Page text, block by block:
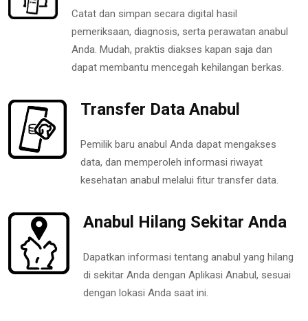
Catat dan simpan secara digital hasil
pemeriksaan, diagnosis, serta perawatan anabul
Anda. Mudah, praktis diakses kapan saja dan
dapat membantu mencegah kehilangan berkas.
Transfer Data Anabul
Pemilik baru anabul Anda dapat mengakses
data, dan memperoleh informasi riwayat
kesehatan anabul melalui fitur transfer data.
Anabul Hilang Sekitar Anda
Dapatkan informasi tentang anabul yang hilang
di sekitar Anda dengan Aplikasi Anabul, sesuai
dengan lokasi Anda saat ini.